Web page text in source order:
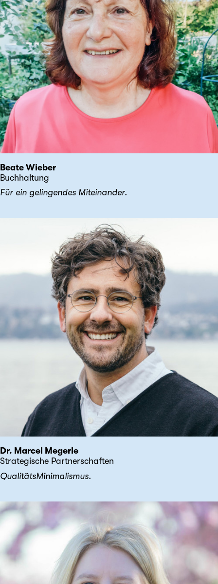
Beate Wieber
Buchhaltung
Für ein gelingendes Miteinander.
Dr. Marcel Megerle
Strategische Partnerschaften
QualitätsMinimalismus.